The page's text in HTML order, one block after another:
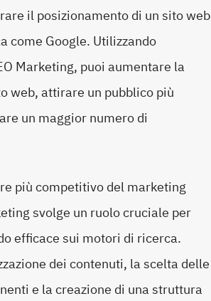
il posizionamento di un sito web
come Google. Utilizzando
Marketing, puoi aumentare la
web, attirare un pubblico più
un maggior numero di
più competitivo del marketing
svolge un ruolo cruciale per
efficace sui motori di ricerca.
dei contenuti, la scelta delle
e la creazione di una struttura